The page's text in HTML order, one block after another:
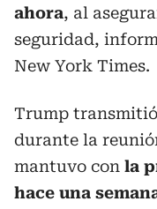
ahora, al
seguridad,
New York Times.
Trump transmitió
durante la
mantuvo con la
hace una